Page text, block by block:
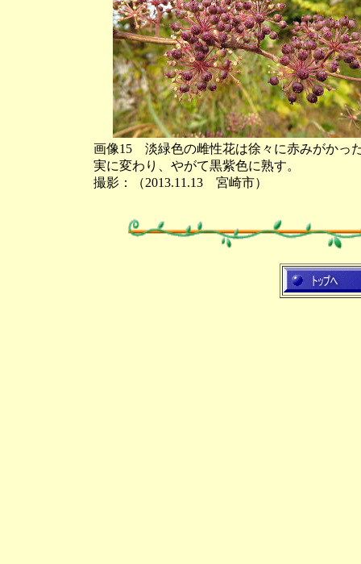
画像15 淡緑色の雌性花は徐々に赤みがかっ
実に変わり、やがて黒紫色に熟す。
撮影：（2013.11.13 宮崎市）